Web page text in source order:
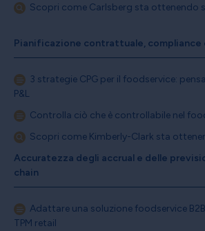
Scopri come Carlsberg sta ottenendo
Pianificazione contrattuale, compliance
3 strategie CPG per il foodservice:
P&L
Controlla ciò che è controllabile nel
Scopri come Kimberly-Clark sta
Accuratezza degli accrual e delle
chain
Adattare una soluzione foodservice
TPM retail